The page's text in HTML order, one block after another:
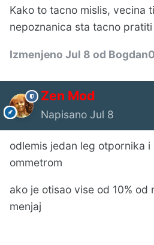
Kako to tacno mislis, vecina
nepoznanica sta tacno pratiti
Izmenjeno Jul 8 od
Zen Mod
Napisano Jul 8
odlemis jedan leg otpornika i
ommetrom
ako je otisao vise od 10% od
menjaj